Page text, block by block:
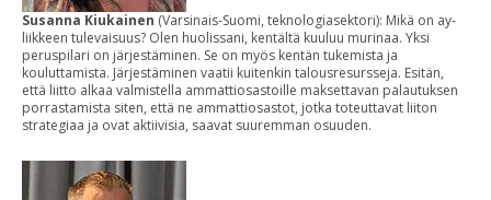
Susanna Kiukainen (Varsinais-Suomi, teknologiasektori): Mikä on ay-
liikkeen tulevaisuus? Olen huolissani, kentältä kuuluu murinaa. Yksi
peruspilari on järjestäminen. Se on myös kentän tukemista ja
kouluttamista. Järjestäminen vaatii kuitenkin talousresursseja. Esitän,
että liitto alkaa valmistella ammattiosastoille maksettavan palautuksen
porrastamista siten, että ne ammattiosastot, jotka toteuttavat liiton
strategiaa ja ovat aktiivisia, saavat suuremman osuuden.